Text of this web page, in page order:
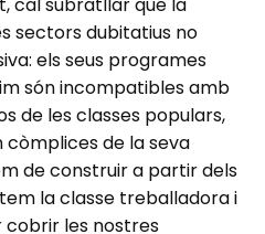
sectors dubitatius no
els seus programes
són incompatibles amb
de les classes populars,
còmplices de la seva
de construir a partir dels
la classe treballadora i
cobrir les nostres